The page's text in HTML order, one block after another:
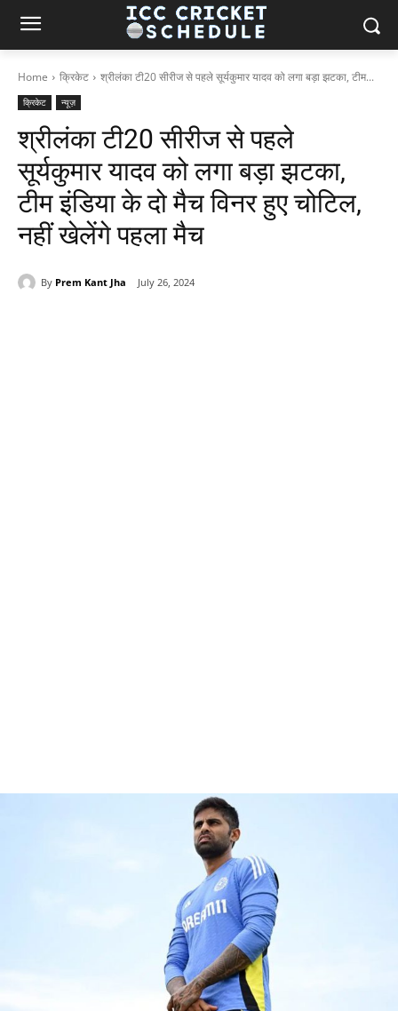
Home क्रिकेट श्रीलंका टी20 सीरीज से पहले सूर्यकुमार यादव को लगा बड़ा झटका, टीम...
क्रिकेट न्यूज़
श्रीलंका टी20 सीरीज से पहले
सूर्यकुमार यादव को लगा बड़ा झटका,
टीम इंडिया के दो मैच विनर हुए चोटिल,
नहीं खेलेंगे पहला मैच
By Prem Kant Jha July 26, 2024